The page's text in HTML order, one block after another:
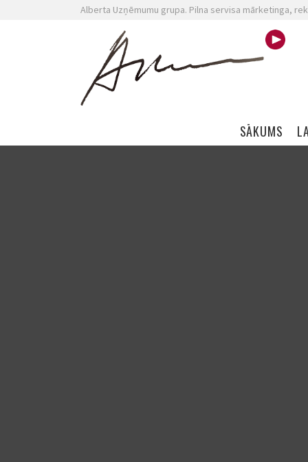
Alberta Uzņēmumu grupa. Pilna servisa mārketinga,
Skip navigation
SĀKUMS